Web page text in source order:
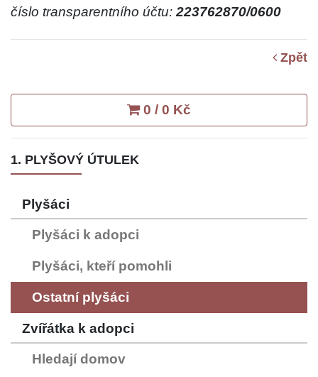
číslo transparentního účtu: 223762870/0600
Zpět
0 / 0 Kč
1. PLYŠOVÝ ÚTULEK
Plyšáci
Plyšáci k adopci
Plyšáci, kteří pomohli
Ostatní plyšáci
Zvířátka k adopci
Hledají domov